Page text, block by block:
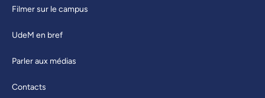
Filmer sur le campus
UdeM en bref
Parler aux médias
Contacts